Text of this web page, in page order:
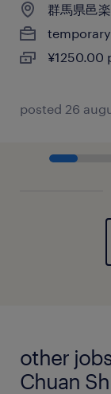
群馬県邑
temporary
¥1250.00
posted 26
other
Chuan